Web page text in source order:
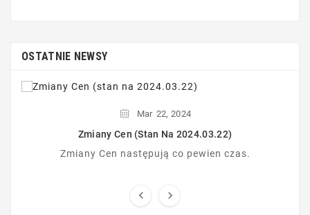
OSTATNIE NEWSY
Mar 22, 2024
Zmiany Cen (stan Na 2024.03.22)
Zmiany Cen następują co pewien czas.
 